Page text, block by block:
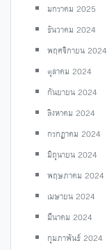
มกราคม 2025
ธันวาคม 2024
พฤศจิกายน 2024
ตุลาคม 2024
กันยายน 2024
สิงหาคม 2024
กรกฎาคม 2024
มิถุนายน 2024
พฤษภาคม 2024
เมษายน 2024
มีนาคม 2024
กุมภาพันธ์ 2024